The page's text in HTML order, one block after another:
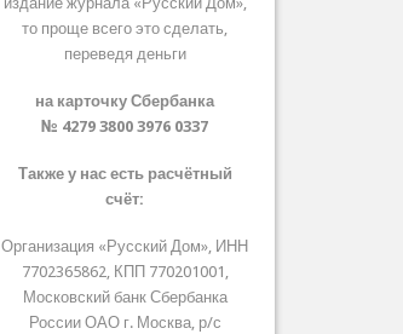
то проще всего это сделать,
переведя деньги
на карточку Сбербанка
№ 4279 3800 3976 0337
Также у нас есть расчётный
счёт:
Организация «Русский Дом», ИНН
7702365862, КПП 770201001,
Московский банк Сбербанка
России ОАО г. Москва, р/с